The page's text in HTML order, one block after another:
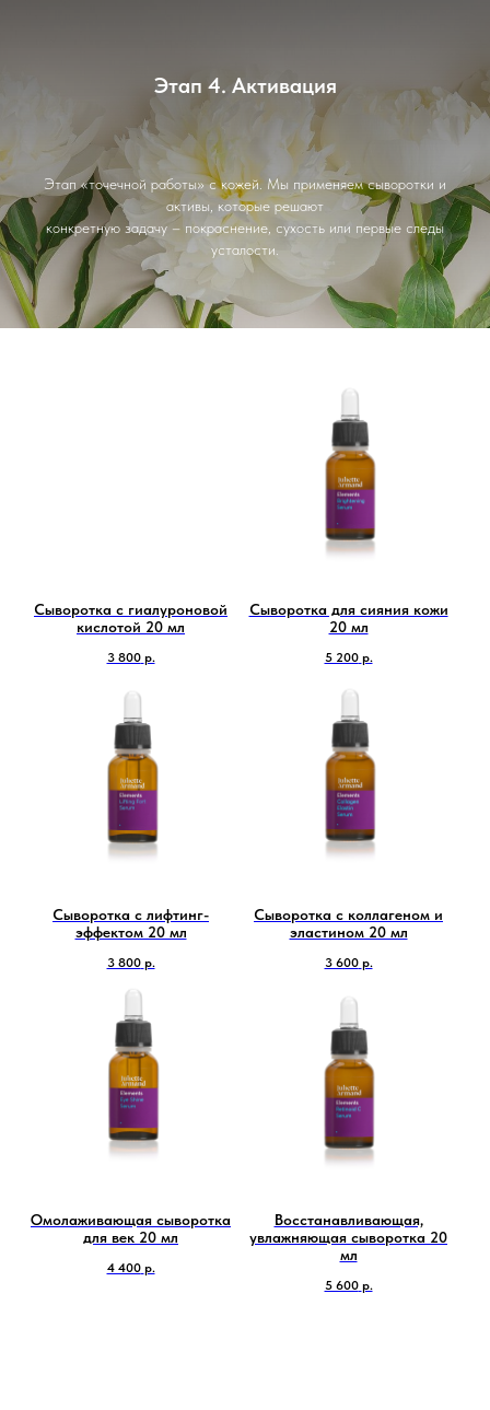
Этап 4. Активация
Этап «точечной работы» с кожей. Мы применяем сыворотки и
активы, которые решают
конкретную задачу – покраснение, сухость или первые следы
усталости.
Сыворотка с гиалуроновой
кислотой 20 мл
3 800 р.
Сыворотка для сияния кожи
20 мл
5 200 р.
Сыворотка с лифтинг-
эффектом 20 мл
3 800 р.
Сыворотка с коллагеном и
эластином 20 мл
3 600 р.
Омолаживающая сыворотка
для век 20 мл
4 400 р.
Восстанавливающая,
увлажняющая сыворотка 20
мл
5 600 р.